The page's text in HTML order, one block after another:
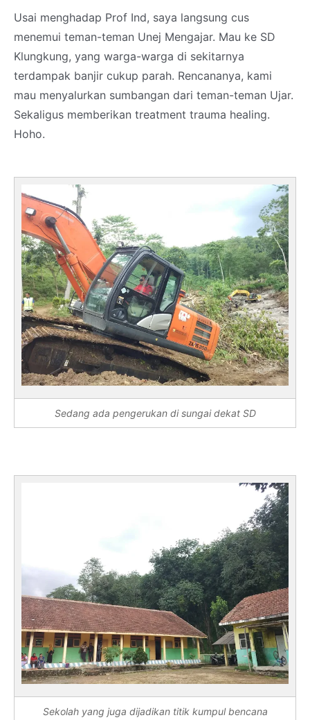
Usai menghadap Prof Ind, saya langsung cus
menemui teman-teman Unej Mengajar. Mau ke SD
Klungkung, yang warga-warga di sekitarnya
terdampak banjir cukup parah. Rencananya, kami
mau menyalurkan sumbangan dari teman-teman Ujar.
Sekaligus memberikan treatment trauma healing.
Hoho.
Sedang ada pengerukan di sungai dekat SD
Sekolah yang juga dijadikan titik kumpul bencana